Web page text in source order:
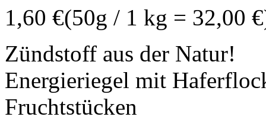
1,60 €(50g / 1 kg = 32,00
Zündstoff aus der Natur!
Energieriegel mit
Fruchtstücken